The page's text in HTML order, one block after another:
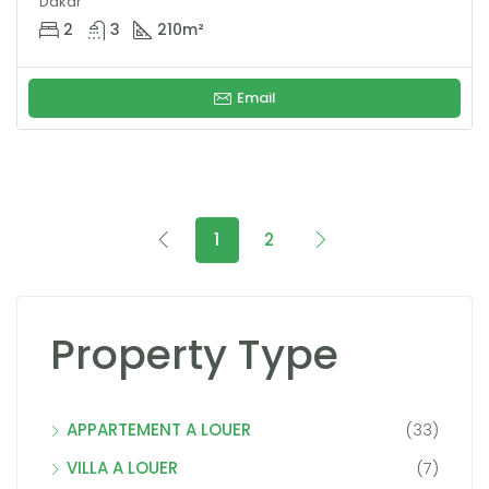
2 3 210m²
Email
1 2
Property Type
APPARTEMENT A LOUER
(33)
VILLA A LOUER
(7)